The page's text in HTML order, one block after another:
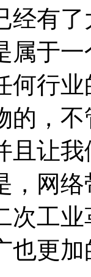
经有
属于
何行
的，
且让
，网
次工
也更